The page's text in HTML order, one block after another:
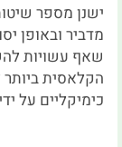
ישנן מספר
מדביר ובאופן
שאף עשויות
הקלאסית ביותר
כימיקליים על